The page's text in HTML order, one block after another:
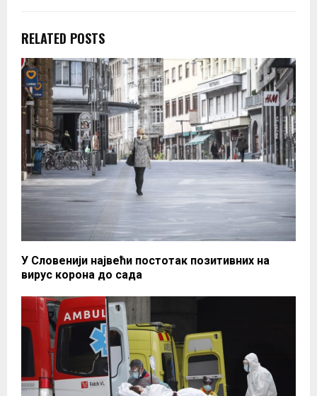
RELATED POSTS
У Словенији највећи постотак позитивних на
вирус корона до сада